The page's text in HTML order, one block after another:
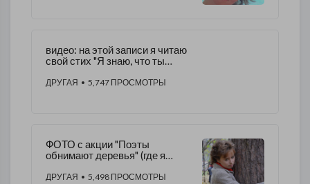
​видео: на этой записи я читаю
свой стих "Я знаю, что ты
ДРУГАЯ • 5,747 ПРОСМОТРЫ
ФОТО с акции "Поэты
обнимают деревья" (где я
08.10.2016 г. Алена Морозова
ДРУГАЯ • 5,498 ПРОСМОТРЫ